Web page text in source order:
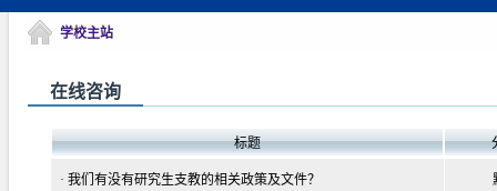
学校主站
在线咨询
标题
· 我们有没有研究生支教的相关政策及文件？